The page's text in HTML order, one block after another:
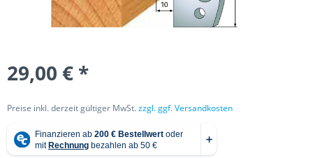
29,00 € *
Preise inkl. derzeit gültiger MwSt.zzgl. ggf. Versandkosten